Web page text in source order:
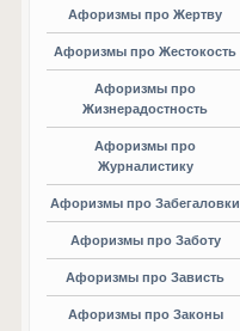
Афоризмы про Жертву
Афоризмы про Жестокость
Афоризмы про
Жизнерадостность
Афоризмы про
Журналистику
Афоризмы про Забегаловки
Афоризмы про Заботу
Афоризмы про Зависть
Афоризмы про Законы